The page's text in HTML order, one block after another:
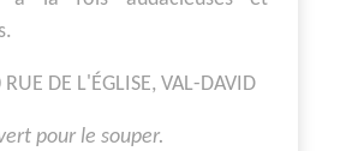
DE L'ÉGLISE, VAL-DAVID
pour le souper.